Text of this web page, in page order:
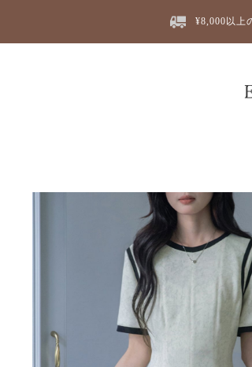
¥8,000以上